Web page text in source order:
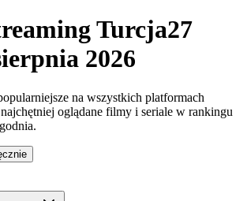
Turcja27
2026
na wszystkich platformach
oglądane filmy i seriale w rankingu